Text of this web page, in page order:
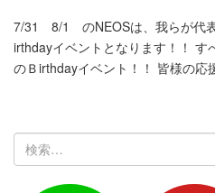
7/31 8/1 のNEOSは、我らが代
irthdayイベントとなります！！ す
のＢirthdayイベント！！ 皆様の応
索: